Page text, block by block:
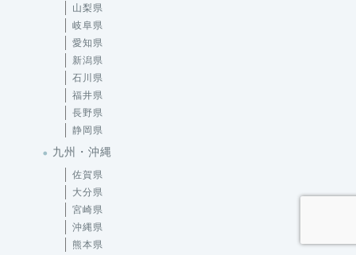
山梨県
岐阜県
愛知県
新潟県
石川県
福井県
長野県
静岡県
九州・沖縄
佐賀県
大分県
宮崎県
沖縄県
熊本県